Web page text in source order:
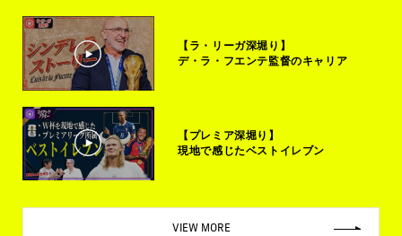
【ラ・リーガ深堀り】
デ・ラ・フエンテ監督のキャリア
【プレミア深堀り】
現地で感じたベストイレブン
VIEW MORE